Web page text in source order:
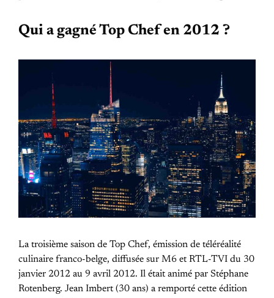
Qui a gagné Top Chef en 2012 ?
La troisième saison de Top Chef, émission de téléréalité
culinaire franco-belge, diffusée sur M6 et RTL-TVI du 30
janvier 2012 au 9 avril 2012. Il était animé par Stéphane
Rotenberg. Jean Imbert (30 ans) a remporté cette édition